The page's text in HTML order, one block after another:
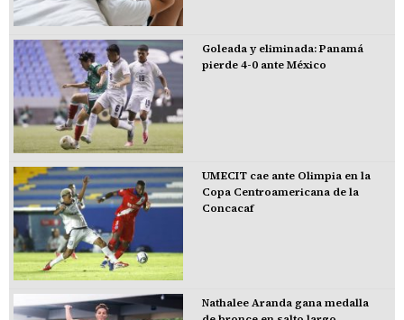
Goleada y eliminada: Panamá
pierde 4-0 ante México
UMECIT cae ante Olimpia en la
Copa Centroamericana de la
Concacaf
Nathalee Aranda gana medalla